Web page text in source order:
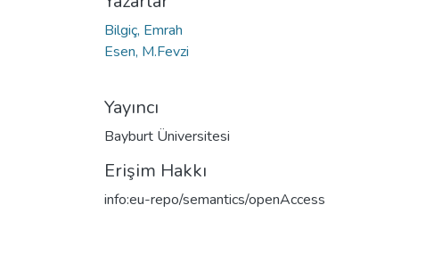
Bilgiç, Emrah
Esen, M.Fevzi
Yayıncı
Bayburt Üniversitesi
Erişim Hakkı
info:eu-repo/semantics/openAccess